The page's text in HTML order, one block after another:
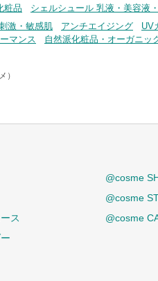
粧品 シェルシュール 乳液・美容液
激・敏感肌 アンチエイジング UV
マンス 自然派化粧品・オーガニッ
）
ス
@cosme
@cosme
@cosme